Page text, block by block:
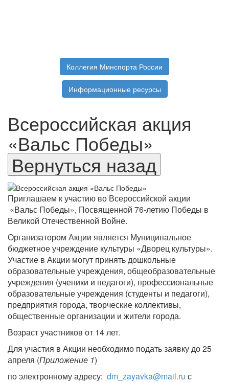
Коллегия Минспорта России
Информационные ресурсы
Всероссийская акция
«Вальс Победы»
Приглашаем к участию во Всероссийской акции
«Вальс Победы», Посвященной 76-летию Победы в
Великой Отечественной Войне.
Организатором Акции является Муниципальное
бюджетное учреждение культуры «Дворец культуры».
Участие в Акции могут принять дошкольные
образовательные учреждения, общеобразовательные
учреждения (ученики и педагоги), профессиональные
образовательные учреждения (студенты и педагоги),
предприятия города, творческие коллективы,
общественные организации и жители города.
Возраст участников от 14 лет.
Для участия в Акции необходимо подать заявку до 25
апреля (Приложение 1)
по электронному адресу: dm_zayavka@mail.ru с